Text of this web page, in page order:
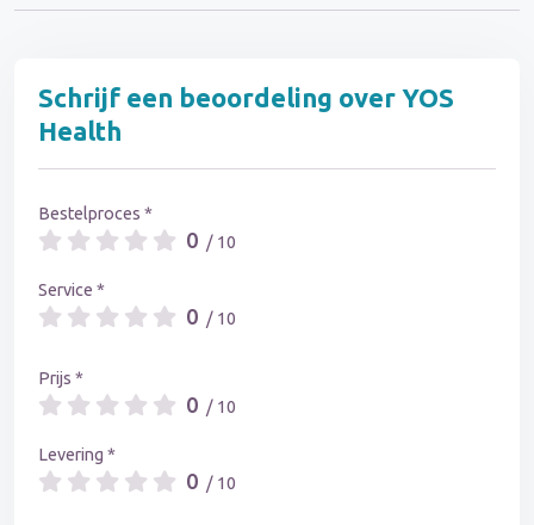
Schrijf een beoordeling over YOS
Health
Bestelproces *
0 / 10
Service *
0 / 10
Prijs *
0 / 10
Levering *
0 / 10